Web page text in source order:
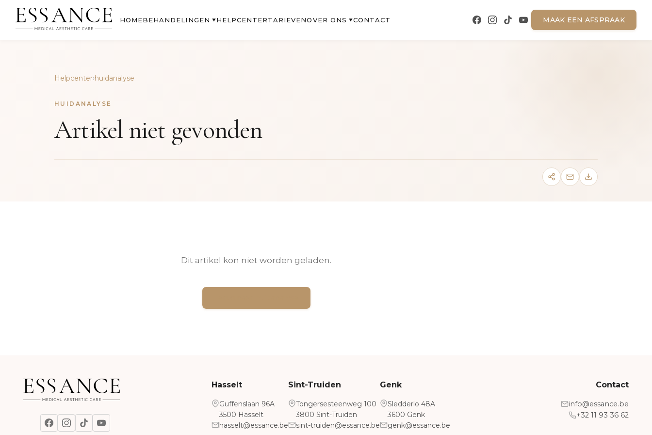
HOMEBEHANDELINGEN ▼ HELPCENTERTARIEVENOVER ONS ▼CONTACT MAAK EEN AFSPRAAK
Helpcenter›huidanalyse
HUIDANALYSE
Artikel niet gevonden
Dit artikel kon niet worden geladen.
Hasselt
Guffenslaan 96A
3500 Hasselt
hasselt@essance.be
Sint-Truiden
Tongersesteenweg 100
3800 Sint-Truiden
sint-truiden@essance.be
Genk
Sledderlo 48A
3600 Genk
genk@essance.be
Contact
info@essance.be
+32 11 93 36 62